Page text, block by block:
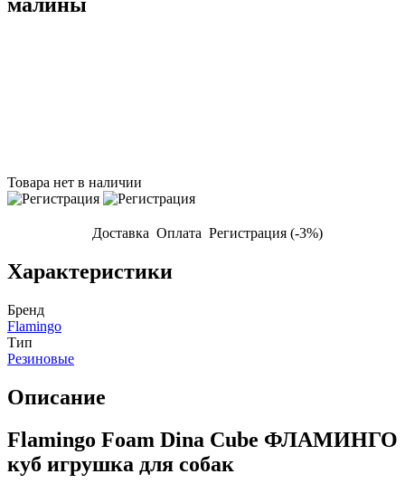
малины
Товара нет в наличии
Доставка Оплата Регистрация (-3%)
Характеристики
Бренд
Flamingo
Тип
Резиновые
Описание
Flamingo Foam Dina Cube ФЛАМИНГО
куб игрушка для собак